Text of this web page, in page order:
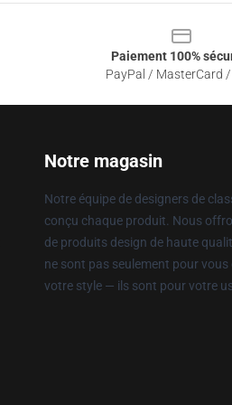
Paiement 100%
PayPal / MasterCard
Notre magasin
Notre équipe de designers de
conçu chaque produit. Nous
de produits design de haute
ne sont pas seulement pour
votre style — ils sont pour votre